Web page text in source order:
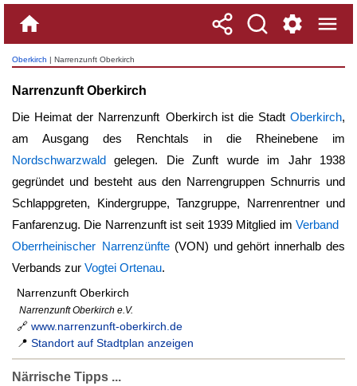
Oberkirch | Narrenzunft Oberkirch
Narrenzunft Oberkirch
Die Heimat der Narrenzunft Oberkirchist die StadtOberkirch,
am Ausgang des Renchtals in die Rheinebene im
Nordschwarzwald gelegen. Die Zunft wurde im Jahr 1938
gegründet und besteht aus den Narrengruppen Schnurris und
Schlappgreten, Kindergruppe, Tanzgruppe, Narrenrentner und
Fanfarenzug. Die Narrenzunft ist seit 1939 Mitglied im Verband
Oberrheinischer Narrenzünfte (VON) und gehört innerhalb des
Verbands zur Vogtei Ortenau.
Narrenzunft Oberkirch
Narrenzunft Oberkirch e.V.
🔗 www.narrenzunft-oberkirch.de
📍 Standort auf Stadtplan anzeigen
Närrische Tipps ...